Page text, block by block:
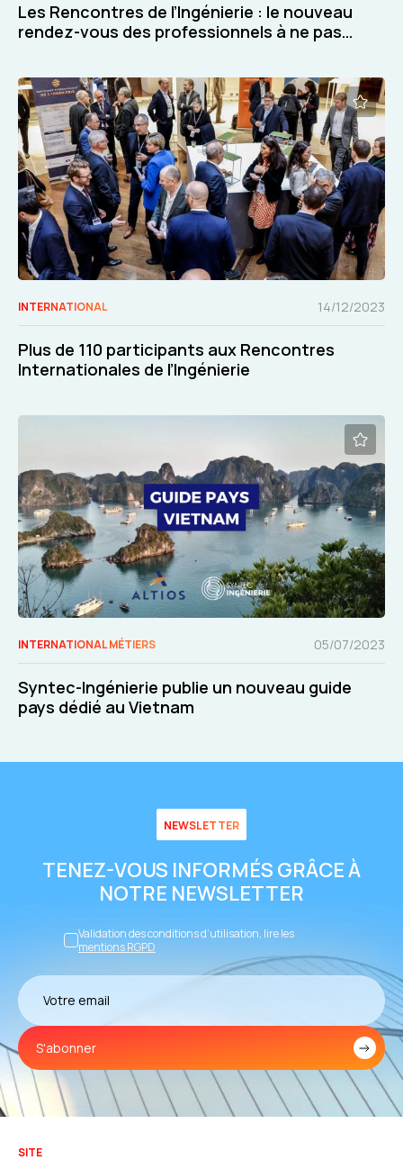
Les Rencontres de l’Ingénierie : le nouveau
rendez-vous des professionnels à ne pas
INTERNATIONAL 14/12/2023
Plus de 110 participants aux Rencontres
Internationales de l’Ingénierie
INTERNATIONAL MÉTIERS 05/07/2023
Syntec-Ingénierie publie un nouveau guide
pays dédié au Vietnam
NEWSLETTER
TENEZ-VOUS INFORMÉS GRÂCE À
NOTRE NEWSLETTER
Validation des conditions d’utilisation, lire les
mentions RGPD
S'abonner
SITE